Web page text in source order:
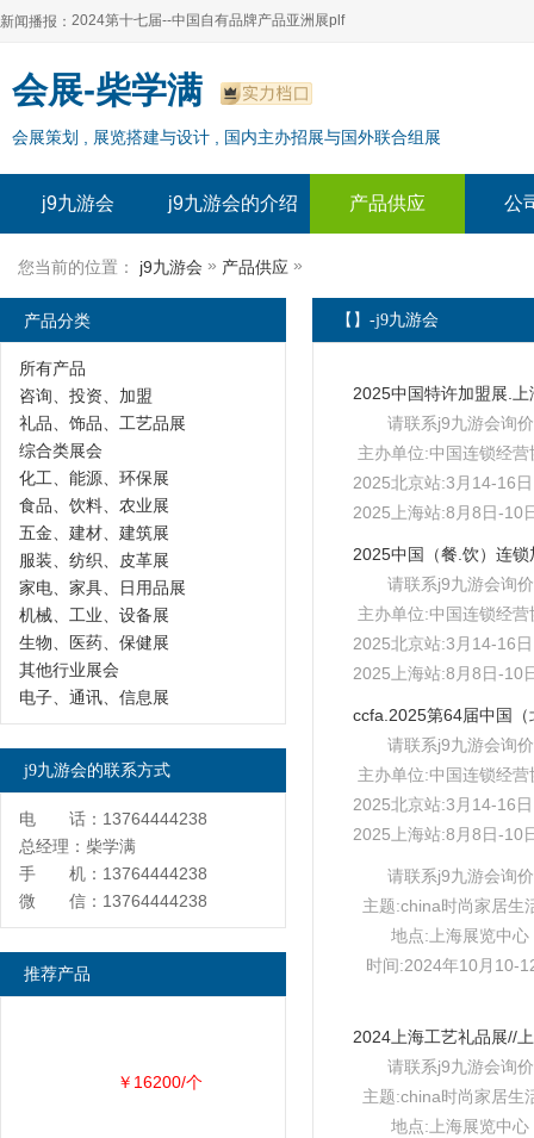
新闻播报：
2024上海自有品牌展--百货展|食品展 零售展|oem展
2024全球自有--品牌产品亚洲展（plf）
2024上海自有品牌展--2024上海oem 贴牌代加工展
2024第十七届--中国自有品牌产品亚洲展plf
2024全球自有--品牌产品亚洲展（plf）
2024年上海--第17届自有品牌展
会展-柴学满
会展策划 , 展览搭建与设计 , 国内主办招展与国外联合组展
j9九游会 j9九游会的介绍 产品供应 公
您当前的位置： j9九游会 » 产品供应 »
【】-j9九游会
请联系j9九游会询价
主办单位:中国连锁经营
2025北京站:3月14-16
2025上海站:8月8日-10
请联系j9九游会询价
主办单位:中国连锁经营
2025北京站:3月14-16
2025上海站:8月8日-10
请联系j9九游会询价
主办单位:中国连锁经营
2025北京站:3月14-16
2025上海站:8月8日-10
请联系j9九游会询价
主题:china时尚家居生
地点:上海展览中心
时间:2024年10月10-
请联系j9九游会询价
主题:china时尚家居生
地点:上海展览中心
产品分类
所有产品
咨询、投资、加盟
礼品、饰品、工艺品展
综合类展会
化工、能源、环保展
食品、饮料、农业展
五金、建材、建筑展
服装、纺织、皮革展
家电、家具、日用品展
机械、工业、设备展
生物、医药、保健展
其他行业展会
电子、通讯、信息展
j9九游会的联系方式
电 话：13764444238
总经理：柴学满
手 机：13764444238
微 信：13764444238
推荐产品
￥16200/个